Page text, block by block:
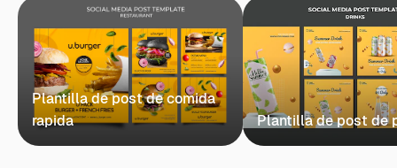
Plantilla de post de comida
rapida
Plantilla de post de